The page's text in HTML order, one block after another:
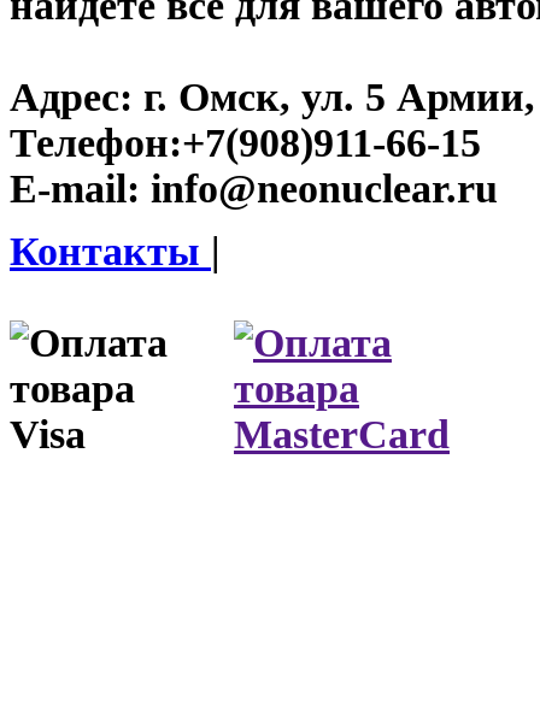
Адрес: г. Омск, ул. 5 Армии,
Телефон:+7(908)911-66-15
E-mail: info@neonuclear.ru
Контакты |